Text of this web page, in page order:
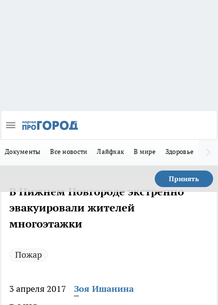
Документы Все новости Лайфхак В мире Здоровье
Принять
В Нижнем Новгороде экстренно
эвакуировали жителей
многоэтажки
Пожар
3 апреля 2017
Зоя Ишанина